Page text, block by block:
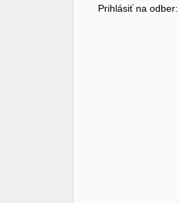
Prihlásiť na odber: